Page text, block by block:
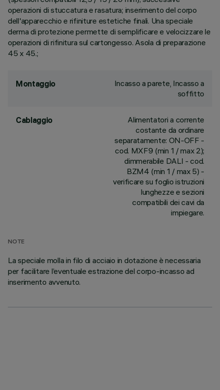
operazioni di stuccatura e rasatura; inserimento del corpo
dell'apparecchio e rifiniture estetiche finali. Una speciale
derma di protezione permette di semplificare e velocizzare le
operazioni di rifinitura sul cartongesso. Asola di preparazione
45 x 45.;
Montaggio
Incasso a parete, Incasso a
soffitto
Cablaggio
Alimentatori a corrente
costante da ordinare
separatamente: ON-OFF -
cod. MXF9 (min 1 / max 2);
dimmerabile DALI - cod.
BZM4 (min 1 / max 5) -
verificare su foglio istruzioni
lunghezze e sezioni
compatibili dei cavi da
impiegare.
NOTE
La speciale molla in filo di acciaio in dotazione è necessaria
per facilitare l’eventuale estrazione del corpo-incasso ad
inserimento avvenuto.